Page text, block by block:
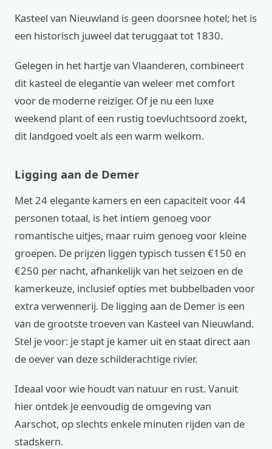
Kasteel van Nieuwland is geen doorsnee hotel; het is
een historisch juweel dat teruggaat tot 1830.
Gelegen in het hartje van Vlaanderen, combineert
dit kasteel de elegantie van weleer met comfort
voor de moderne reiziger. Of je nu een luxe
weekend plant of een rustig toevluchtsoord zoekt,
dit landgoed voelt als een warm welkom.
Ligging aan de Demer
Met 24 elegante kamers en een capaciteit voor 44
personen totaal, is het intiem genoeg voor
romantische uitjes, maar ruim genoeg voor kleine
groepen. De prijzen liggen typisch tussen €150 en
€250 per nacht, afhankelijk van het seizoen en de
kamerkeuze, inclusief opties met bubbelbaden voor
extra verwennerij. De ligging aan de Demer is een
van de grootste troeven van Kasteel van Nieuwland.
Stel je voor: je stapt je kamer uit en staat direct aan
de oever van deze schilderachtige rivier.
Ideaal voor wie houdt van natuur en rust. Vanuit
hier ontdek je eenvoudig de omgeving van
Aarschot, op slechts enkele minuten rijden van de
stadskern.